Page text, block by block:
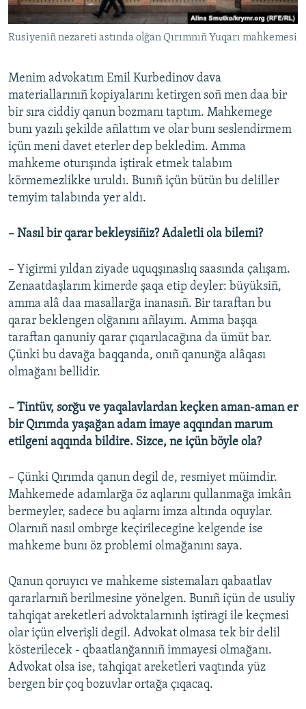
Rusiyeniñ nezareti astında olğan Qırımnıñ Yuqarı mahkemesi
Menim advokatım Emil Kurbedinov dava
materiallarınıñ kopiyalarını ketirgen soñ men daa bir
bir sıra ciddiy qanun bozmanı taptım. Mahkemege
bunı yazılı şekilde añlattım ve olar bunı seslendirmem
içün meni davet eterler dep bekledim. Amma
mahkeme oturışında iştirak etmek talabım
körmemezlikke uruldı. Bunıñ içün bütün bu deliller
temyim talabında yer aldı.
– Nasıl bir qarar bekleysiñiz? Adaletli ola bilemi?
– Yigirmi yıldan ziyade uquqşınaslıq saasında çalışam.
Zenaatdaşlarım kimerde şaqa etip deyler: büyüksiñ,
amma alâ daa masallarğa inanasıñ. Bir taraftan bu
qarar beklengen olğanını añlayım. Amma başqa
taraftan qanuniy qarar çıqarılacağına da ümüt bar.
Çünki bu davağa baqqanda, onıñ qanunğa alâqası
olmağanı bellidir.
– Tintüv, sorğu ve yaqalavlardan keçken aman-aman er
bir Qırımda yaşağan adam imaye aqqından marum
etilgeni aqqında bildire. Sizce, ne içün böyle ola?
– Çünki Qırımda qanun degil de, resmiyet müimdir.
Mahkemede adamlarğa öz aqlarını qullanmağa imkân
bermeyler, sadece bu aqlarnı imza altında oquylar.
Olarnıñ nasıl ombrge keçirilecegine kelgende ise
mahkeme bunı öz problemi olmağanını saya.
Qanun qoruyıcı ve mahkeme sistemaları qabaatlav
qararlarnıñ berilmesine yönelgen. Bunıñ içün de usuliy
tahqiqat areketleri advoktalarnınh iştiragi ile keçmesi
olar içün elverişli degil. Advokat olmasa tek bir delil
kösterilecek - qbaatlanğannıñ immayesi olmağanı.
Advokat olsa ise, tahqiqat areketleri vaqtında yüz
bergen bir çoq bozuvlar ortağa çıqacaq.